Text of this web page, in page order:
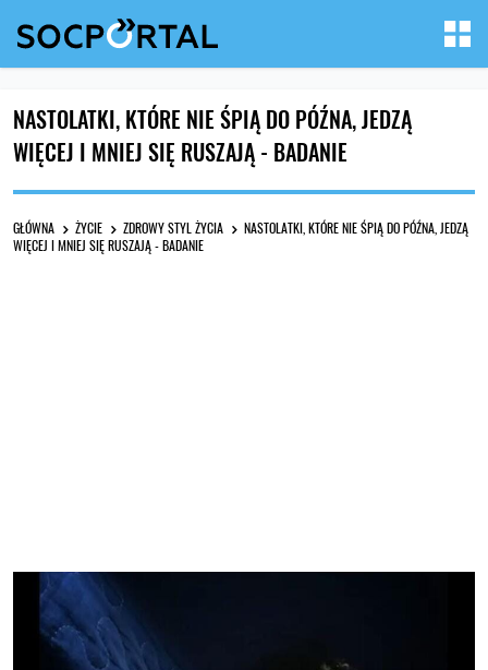
NASTOLATKI, KTÓRE NIE ŚPIĄ DO PÓŹNA, JEDZĄ
WIĘCEJ I MNIEJ SIĘ RUSZAJĄ - BADANIE
GŁÓWNA ŻYCIE ZDROWY STYL ŻYCIA
NASTOLATKI, KTÓRE NIE ŚPIĄ DO PÓŹNA, JEDZĄ
WIĘCEJ I MNIEJ SIĘ RUSZAJĄ - BADANIE